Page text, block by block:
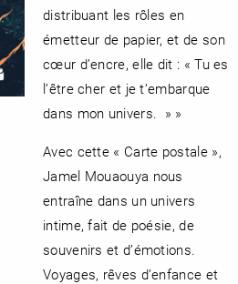
distribuant les rôles en
émetteur de papier, et de son
cœur d’encre, elle dit : « Tu es
l’être cher et je t’embarque
dans mon univers. » »
Avec cette « Carte postale »,
Jamel Mouaouya nous
entraîne dans un univers
intime, fait de poésie, de
souvenirs et d’émotions.
Voyages, rêves d’enfance et